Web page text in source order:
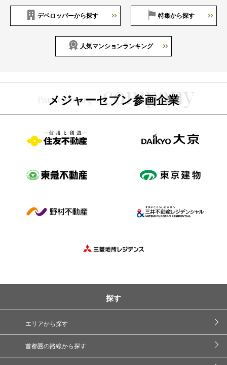
デベロッパーから探す 特集から探す
人気マンションランキング
メジャーセブン参画企業
探す
エリアから探す
首都圏の路線から探す